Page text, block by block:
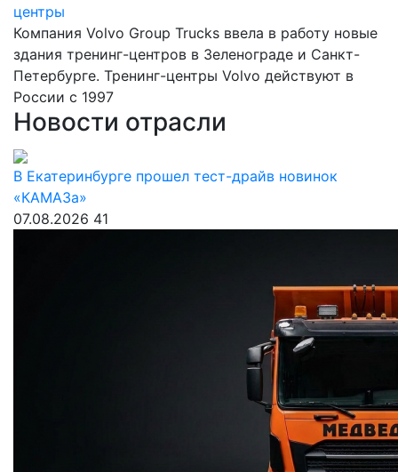
центры
Компания Volvo Group Trucks ввела в работу новые
здания тренинг-центров в Зеленограде и Санкт-
Петербурге. Тренинг-центры Volvo действуют в
России с 1997
Новости отрасли
В Екатеринбурге прошел тест-драйв новинок
«КАМАЗа»
07.08.2026 41